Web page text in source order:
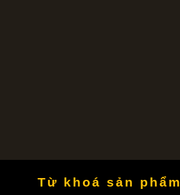
Từ khoá sản phẩm